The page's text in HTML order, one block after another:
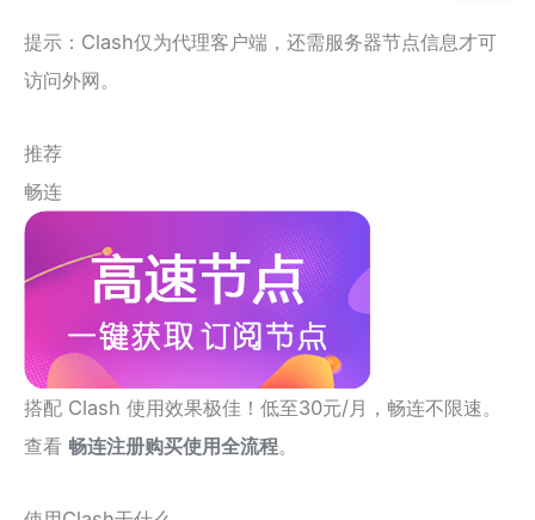
提示：Clash仅为代理客户端，还需服务器节点信息才可
访问外网。
推荐
畅连
搭配 Clash 使用效果极佳！低至30元/月，畅连不限速。
查看 畅连注册购买使用全流程。